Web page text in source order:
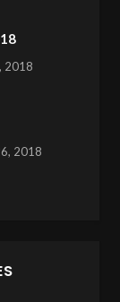
2018
2018